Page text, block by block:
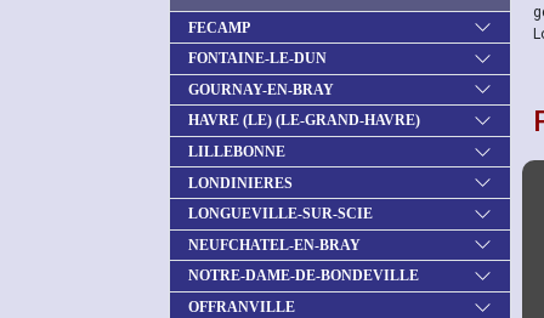
FECAMP
FONTAINE-LE-DUN
GOURNAY-EN-BRAY
HAVRE (LE) (LE-GRAND-HAVRE)
LILLEBONNE
LONDINIERES
LONGUEVILLE-SUR-SCIE
NEUFCHATEL-EN-BRAY
NOTRE-DAME-DE-BONDEVILLE
OFFRANVILLE